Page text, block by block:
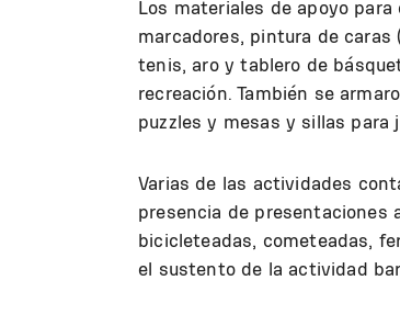
Los materiales de apoyo
marcadores, pintura de
tenis, aro y tablero de
recreación. También se
puzzles y mesas y sillas para
Varias de las actividades
presencia de presentaciones
bicicleteadas, cometeadas,
el sustento de la actividad